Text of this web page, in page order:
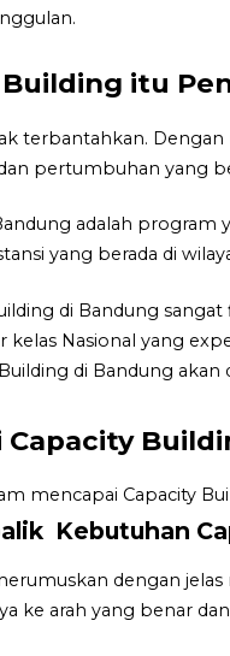
itu
terbantahkan.
pertumbuhan yang
adalah
yang berada di
di Bandung
kelas Nasional yang
di Bandung
Capacity
mencapai Capacity
Kebutuhan
dengan
ke arah yang benar